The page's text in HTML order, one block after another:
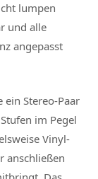
lumpen
und alle
angepasst
Stereo-Paar
im Pegel
Vinyl-
anschließen